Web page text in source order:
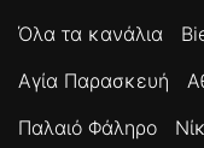
Όλα τα κανάλια
Αγία Παρασκευή
Παλαιό Φάληρο